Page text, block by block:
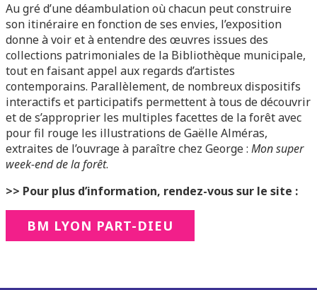
Au gré d’une déambulation où chacun peut construire
son itinéraire en fonction de ses envies, l’exposition
donne à voir et à entendre des œuvres issues des
collections patrimoniales de la Bibliothèque municipale,
tout en faisant appel aux regards d’artistes
contemporains. Parallèlement, de nombreux dispositifs
interactifs et participatifs permettent à tous de découvrir
et de s’approprier les multiples facettes de la forêt avec
pour fil rouge les illustrations de Gaëlle Alméras,
extraites de l’ouvrage à paraître chez George : Mon super
week-end de la forêt.
>> Pour plus d’information, rendez-vous sur le site :
BM LYON PART-DIEU